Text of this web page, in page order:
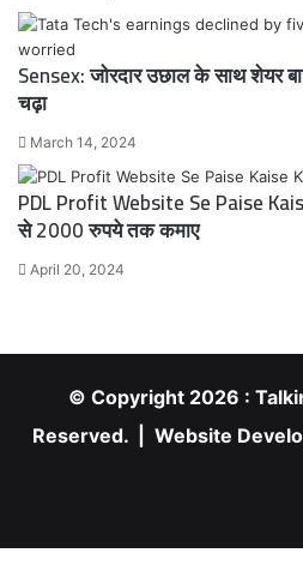
Sensex: जोरदार उछाल के साथ शेयर
चढ़ा
March 14, 2024
PDL Profit Website Se Paise
से 2000 रुपये तक कमाए
April 20, 2024
© Copyright 2026 :
Reserved. | Website